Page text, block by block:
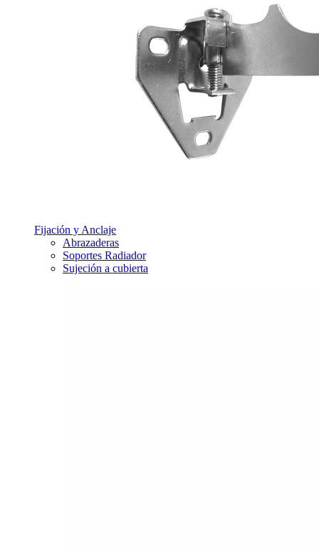
Fijación y Anclaje
Abrazaderas
Soportes Radiador
Sujeción a cubierta